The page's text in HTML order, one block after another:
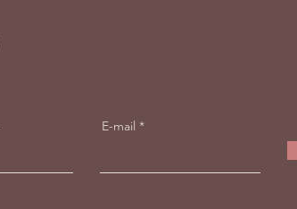
E-mail